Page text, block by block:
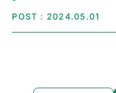
POST：2024.05.01